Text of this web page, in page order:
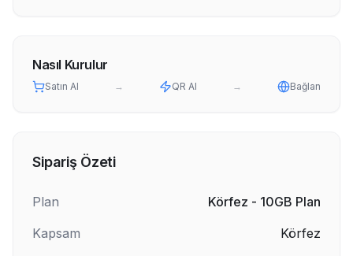
Nasıl Kurulur
Satın Al → QR Al → Bağlan
Sipariş Özeti
Plan
Körfez - 10GB Plan
Kapsam
Körfez